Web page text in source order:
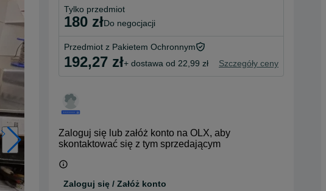
Tylko przedmiot
180 zł do negocjacji
Przedmiot z Pakietem Ochronnym
192,27 zł+ dostawa od 22,99 zł Szczegóły ceny
Zaloguj się lub załóż konto na OLX, aby
skontaktować się z tym sprzedającym
Zaloguj się / Załóż konto